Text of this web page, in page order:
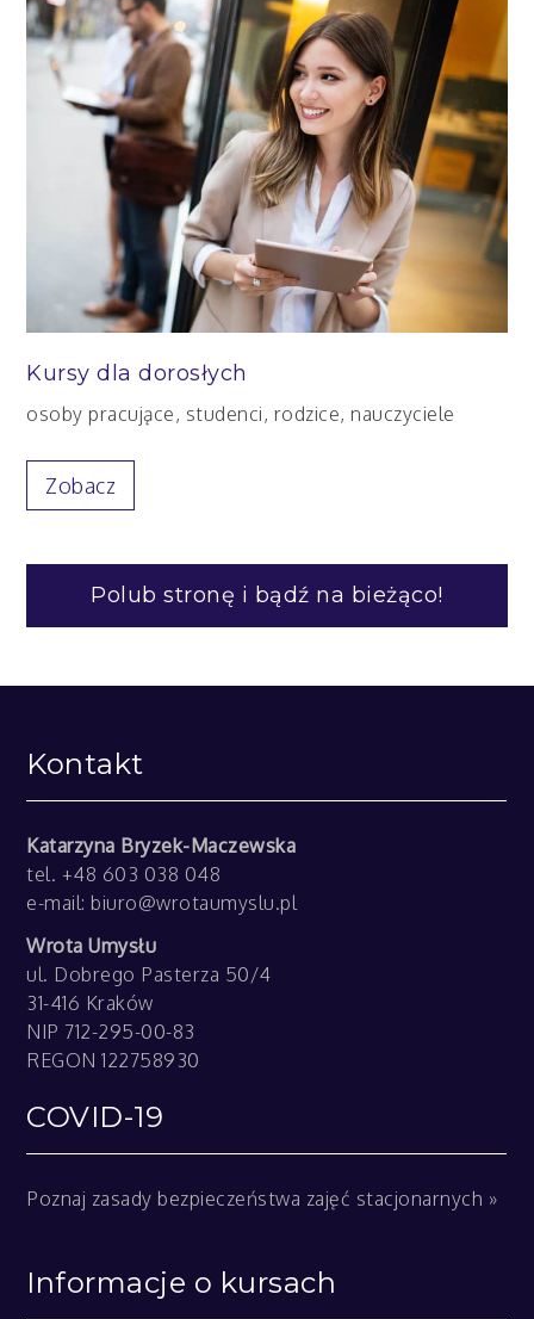
Kursy dla dorosłych
osoby pracujące, studenci, rodzice, nauczyciele
Zobacz
Polub stronę i bądź na bieżąco!
Kontakt
Katarzyna Bryzek-Maczewska
tel. +48 603 038 048
e-mail: biuro@wrotaumyslu.pl
Wrota Umysłu
ul. Dobrego Pasterza 50/4
31-416 Kraków
NIP 712-295-00-83
REGON 122758930
COVID-19
Poznaj zasady bezpieczeństwa zajęć stacjonarnych »
Informacje o kursach